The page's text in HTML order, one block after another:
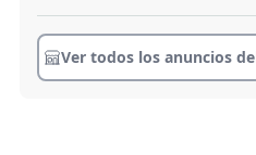
Ver todos los anuncios